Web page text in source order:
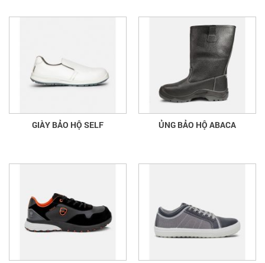
GIÀY BẢO HỘ SELF ỦNG BẢO HỘ ABACA